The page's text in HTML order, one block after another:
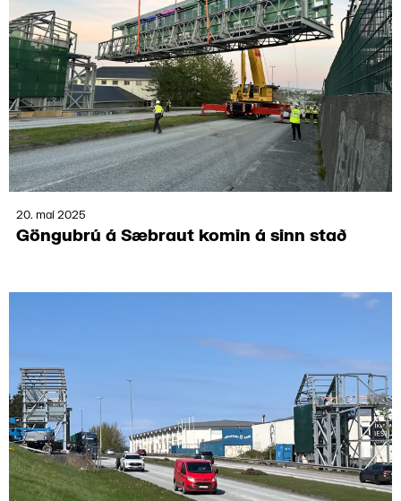
20. maí 2025
Göngu­brú á Sæbraut komin á sinn stað